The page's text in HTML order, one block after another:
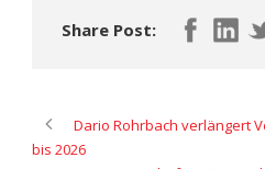
Share Post:
Dario Rohrbach verlängert
bis 2026